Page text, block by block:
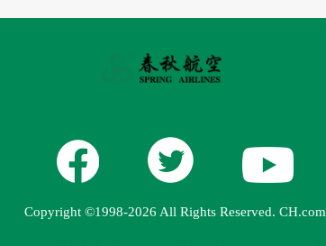
Copyright ©1998-2026 All Rights Reserved. CH.com